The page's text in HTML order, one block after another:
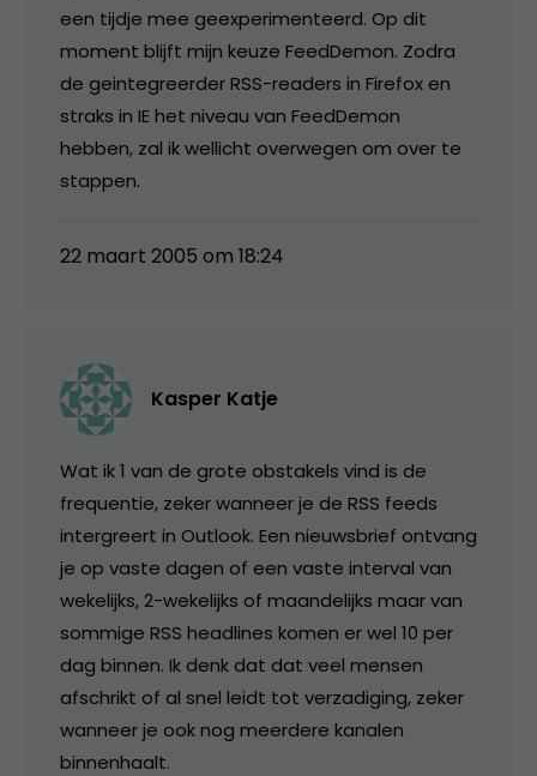
een tijdje mee geexperimenteerd. Op dit
moment blijft mijn keuze FeedDemon. Zodra
de geintegreerder RSS-readers in Firefox en
straks in IE het niveau van FeedDemon
hebben, zal ik wellicht overwegen om over te
stappen.
22 maart 2005 om 18:24
Kasper Katje
Wat ik 1 van de grote obstakels vind is de
frequentie, zeker wanneer je de RSS feeds
intergreert in Outlook. Een nieuwsbrief ontvang
je op vaste dagen of een vaste interval van
wekelijks, 2-wekelijks of maandelijks maar van
sommige RSS headlines komen er wel 10 per
dag binnen. Ik denk dat dat veel mensen
afschrikt of al snel leidt tot verzadiging, zeker
wanneer je ook nog meerdere kanalen
binnenhaalt.